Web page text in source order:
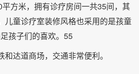
方米，拥有诊疗房间一共35间，其
儿童诊疗室装修风格也采用的是孩童
孩子们的喜欢。55
达道商场，交通非常便利。